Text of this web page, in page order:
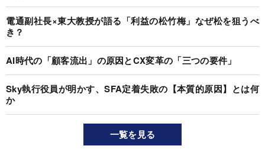
電通副社長×東大教授が語る「利益の松竹梅」なぜ松を狙うべ
き？
AI時代の「顧客流出」の原因とCX変革の「三つの要件」
Sky執行役員が明かす、SFA定着失敗の【本質的原因】とは何
か
一覧を見る